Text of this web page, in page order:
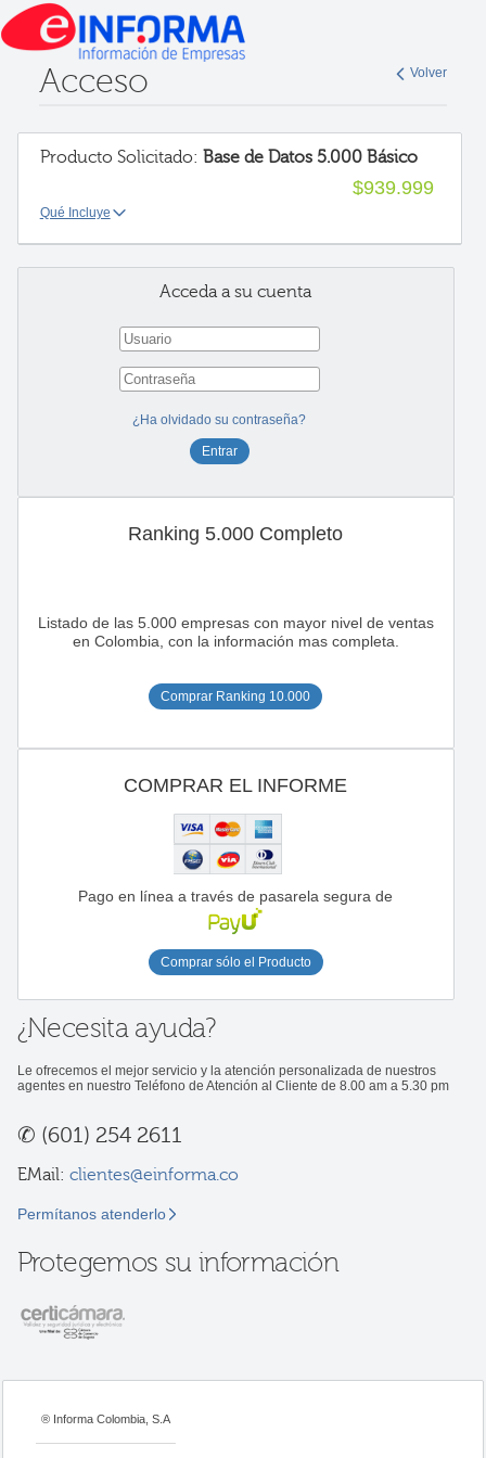
Volver
Acceso
Producto Solicitado: Base de Datos 5.000 Básico
$939.999
Qué Incluye
Acceda a su cuenta
¿Ha olvidado su contraseña?
Ranking 5.000 Completo
Listado de las 5.000 empresas con mayor nivel de ventas
en Colombia, con la información mas completa.
Comprar Ranking 10.000
COMPRAR EL INFORME
Pago en línea a través de pasarela segura de
Comprar sólo el Producto
¿Necesita ayuda?
Le ofrecemos el mejor servicio y la atención personalizada de nuestros
agentes en nuestro Teléfono de Atención al Cliente de 8.00 am a 5.30 pm
✆ (601) 254 2611
EMail: clientes@einforma.co
Permítanos atenderlo
Protegemos su información
® Informa Colombia, S.A